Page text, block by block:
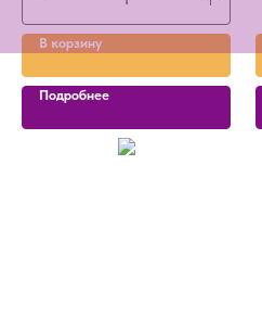
В корзину
Подробнее